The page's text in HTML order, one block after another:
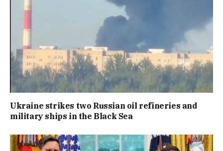
Ukraine strikes two Russian oil refineries and
military ships in the Black Sea